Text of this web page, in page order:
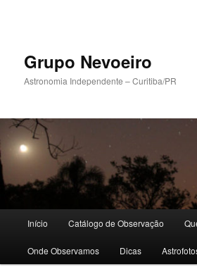
principalGrupo Nevoeiro
Astronomia Independente – Curitiba/PR
principal
Início Catálogo de Observação
Onde Observamos Dicas